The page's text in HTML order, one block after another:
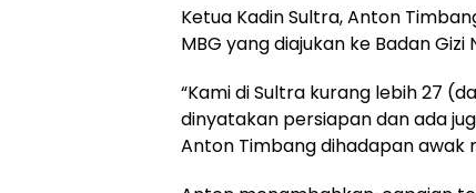
Ketua Kadin Sultra, Anton
MBG yang diajukan ke Badan
“Kami di Sultra kurang lebih 27
dinyatakan persiapan dan ada
Anton Timbang dihadapan awak